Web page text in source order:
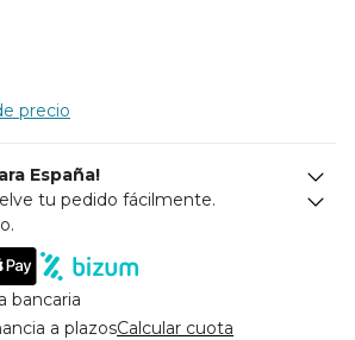
precio
España!
tu pedido fácilmente.
bancaria
a plazosCalcular cuota